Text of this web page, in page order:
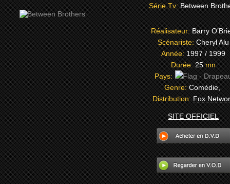
Série Tv: Between
Réalisateur:Barry
Scénariste:Cheryl Alu
Année:1997 / 1999
Durée:25mn
Pays:
Genre:Comédie,
Distribution:Fox
SITE OFFICIEL